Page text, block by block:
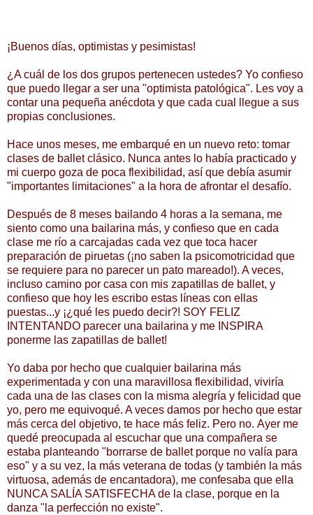
¡Buenos días, optimistas y pesimistas!
¿A cuál de los dos grupos pertenecen ustedes? Yo confieso
que puedo llegar a ser una "optimista patológica". Les voy a
contar una pequeña anécdota y que cada cual llegue a sus
propias conclusiones.
Hace unos meses, me embarqué en un nuevo reto: tomar
clases de ballet clásico. Nunca antes lo había practicado y
mi cuerpo goza de poca flexibilidad, así que debía asumir
"importantes limitaciones" a la hora de afrontar el desafío.
Después de 8 meses bailando 4 horas a la semana, me
siento como una bailarina más, y confieso que en cada
clase me río a carcajadas cada vez que toca hacer
preparación de piruetas (¡no saben la psicomotricidad que
se requiere para no parecer un pato mareado!). A veces,
incluso camino por casa con mis zapatillas de ballet, y
confieso que hoy les escribo estas líneas con ellas
puestas...y ¡¿qué les puedo decir?! SOY FELIZ
INTENTANDO parecer una bailarina y me INSPIRA
ponerme las zapatillas de ballet!
Yo daba por hecho que cualquier bailarina más
experimentada y con una maravillosa flexibilidad, viviría
cada una de las clases con la misma alegría y felicidad que
yo, pero me equivoqué. A veces damos por hecho que estar
más cerca del objetivo, te hace más feliz. Pero no. Ayer me
quedé preocupada al escuchar que una compañera se
estaba planteando "borrarse de ballet porque no valía para
eso" y a su vez, la más veterana de todas (y también la más
virtuosa, además de encantadora), me confesaba que ella
NUNCA SALÍA SATISFECHA de la clase, porque en la
danza "la perfección no existe".